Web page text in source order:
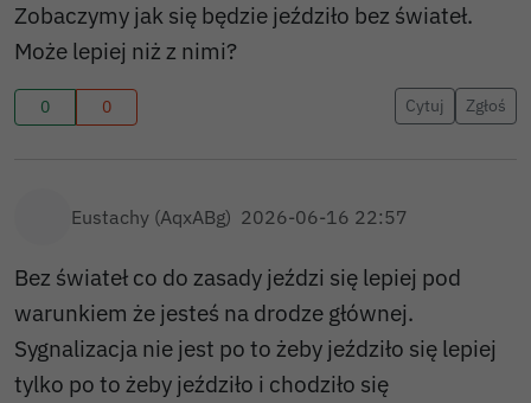
Zobaczymy jak się będzie jeździło bez świateł.
Może lepiej niż z nimi?
0 0 Cytuj Zgłoś
Eustachy (AqxABg) 2026-06-16 22:57
Bez świateł co do zasady jeździ się lepiej pod
warunkiem że jesteś na drodze głównej.
Sygnalizacja nie jest po to żeby jeździło się lepiej
tylko po to żeby jeździło i chodziło się